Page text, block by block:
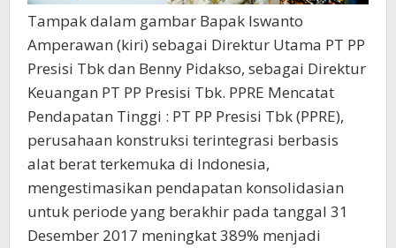
Tampak dalam gambar Bapak Iswanto
Amperawan (kiri) sebagai Direktur Utama PT PP
Presisi Tbk dan Benny Pidakso, sebagai Direktur
Keuangan PT PP Presisi Tbk. PPRE Mencatat
Pendapatan Tinggi : PT PP Presisi Tbk (PPRE),
perusahaan konstruksi terintegrasi berbasis
alat berat terkemuka di Indonesia,
mengestimasikan pendapatan konsolidasian
untuk periode yang berakhir pada tanggal 31
Desember 2017 meningkat 389% menjadi